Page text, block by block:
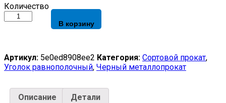
Уголок
Количество
В корзину
Артикул: 5e0ed8908ee2 Категория: Сортовой прокат,
Уголок равнополочный, Черный металлопрокат
Описание Детали